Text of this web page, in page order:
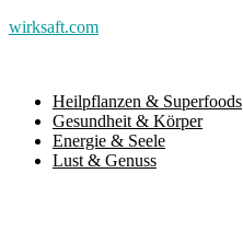
wirksaft.com
Heilpflanzen & Superfoods
Gesundheit & Körper
Energie & Seele
Lust & Genuss